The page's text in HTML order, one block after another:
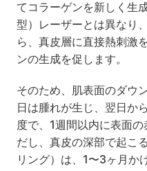
てコラーゲンを新しく生
型）レーザーとは異なり
ら、真皮層に直接熱刺激
ンの生成を促します。
そのため、肌表面のダウ
日は腫れが生じ、翌日か
度で、1週間以内に表面
だし、真皮の深部で起こ
リング）は、1〜3ヶ月か